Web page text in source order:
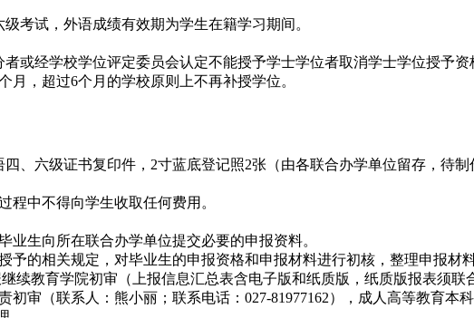
考试，外语成绩有效期为学生在籍学习期间。
或经学校学位评定委员会认定不能授予学士学位者取消学士学位授予资
，超过6个月的学校原则上不再补授学位。
、六级证书复印件，2寸蓝底登记照2张（由各联合办学单位留存，待
程中不得向学生收取任何费用。
业生向所在联合办学单位提交必要的申报资料。
予的相关规定，对毕业生的申报资格和申报材料进行初核，整理申报材
续教育学院初审（上报信息汇总表含电子版和纸质版，纸质版报表须
审（联系人：熊小丽；联系电话：027-81977162），成人高等教育本